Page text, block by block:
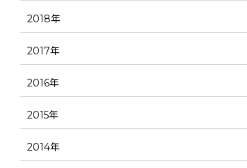
2018年
2017年
2016年
2015年
2014年